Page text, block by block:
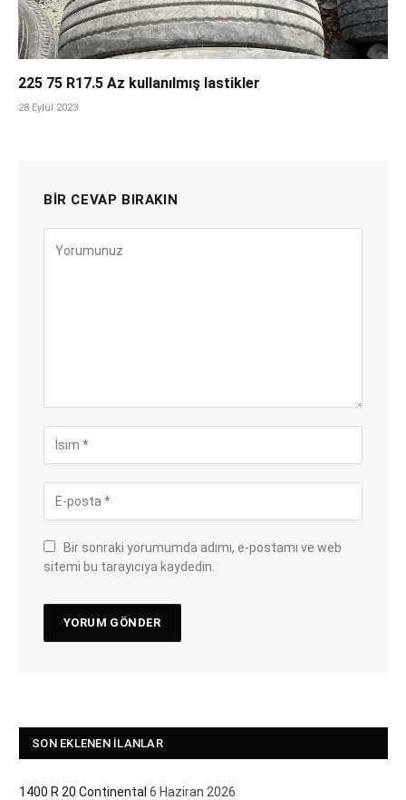
225 75 R17.5 Az kullanılmış lastikler
28 Eylül 2023
BIR CEVAP BIRAKIN
Bir sonraki yorumumda adımı, e-postamı ve web
sitemi bu tarayıcıya kaydedin.
SON EKLENEN İLANLAR
1400 R 20 Continental 6 Haziran 2026